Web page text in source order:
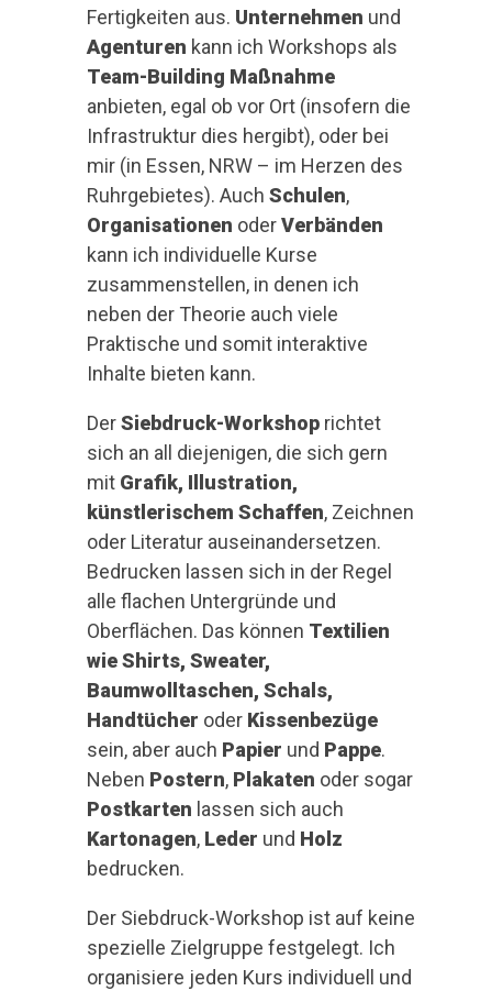
Fertigkeiten aus. Unternehmen und
Agenturen kann ich Workshops als
Team-Building Maßnahme
anbieten, egal ob vor Ort (insofern die
Infrastruktur dies hergibt), oder bei
mir (in Essen, NRW – im Herzen des
Ruhrgebietes). Auch Schulen,
Organisationen oderVerbänden
kann ich individuelle Kurse
zusammenstellen, in denen ich
neben der Theorie auch viele
Praktische und somit interaktive
Inhalte bieten kann.
DerSiebdruck-Workshop richtet
sich an all diejenigen, die sich gern
mit Grafik, Illustration,
künstlerischem Schaffen, Zeichnen
oder Literatur auseinandersetzen.
Bedrucken lassen sich in der Regel
alle flachen Untergründe und
Oberflächen. Das können Textilien
wie Shirts, Sweater,
Baumwolltaschen, Schals,
Handtücher oder Kissenbezüge
sein, aber auch Papier und Pappe.
Neben Postern, Plakaten oder sogar
Postkarten lassen sich auch
Kartonagen, Leder und Holz
bedrucken.
Der Siebdruck-Workshop ist auf keine
spezielle Zielgruppe festgelegt. Ich
organisiere jeden Kurs individuell und